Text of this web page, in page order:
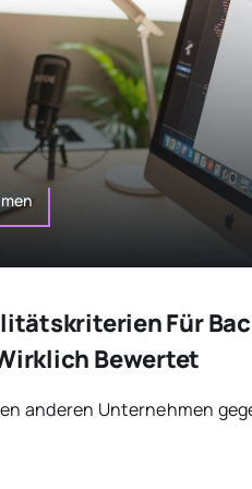
Für
Bewertet
anderen Unternehmen